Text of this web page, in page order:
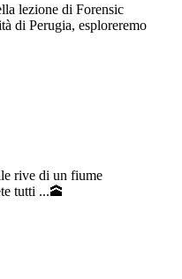
lezione di Forensic
di Perugia, esploreremo
rive di un fiume
tutti ...🕋